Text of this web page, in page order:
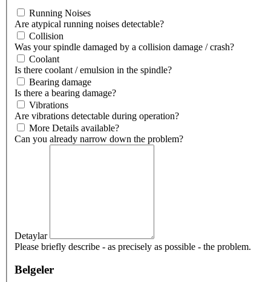
Running Noises
Are atypical running noises detectable?
Collision
Was your spindle damaged by a collision damage / crash?
Coolant
Is there coolant / emulsion in the spindle?
Bearing damage
Is there a bearing damage?
Vibrations
Are vibrations detectable during operation?
More Details available?
Can you already narrow down the problem?
Detaylar
Please briefly describe - as precisely as possible - the problem.
Belgeler